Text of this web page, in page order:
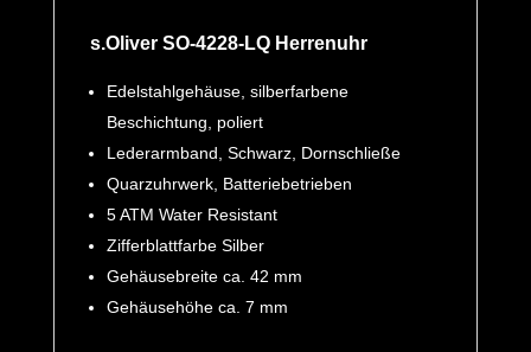
s.Oliver SO-4228-LQ Herrenuhr
Edelstahlgehäuse, silberfarbene
Beschichtung, poliert
Lederarmband, Schwarz, Dornschließe
Quarzuhrwerk, Batteriebetrieben
5 ATM Water Resistant
Zifferblattfarbe Silber
Gehäusebreite ca. 42 mm
Gehäusehöhe ca. 7 mm